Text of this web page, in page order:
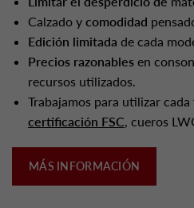
Calzado y comodidad
Edición limitada de cada
Precios razonables en
recursos utilizados.
Trabajamos para utilizar cada
certificación FSC , cueros
MÁS INFORMACIÓN